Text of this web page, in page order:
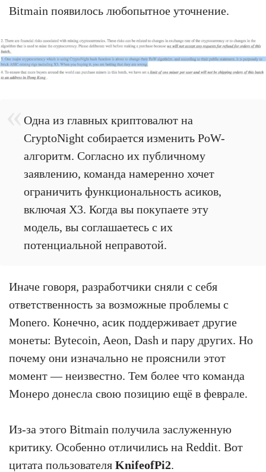
Bitmain появилось любопытное уточнение.
Одна из главных криптовалют на
CryptoNight собирается изменить PoW-
алгоритм. Согласно их публичному
заявлению, команда намеренно хочет
ограничить функциональность асиков,
включая X3. Когда вы покупаете эту
модель, вы соглашаетесь с их
потенциальной неправотой.
Иначе говоря, разработчики сняли с себя
ответственность за возможные проблемы с
Monero. Конечно, асик поддерживает другие
монеты: Bytecoin, Aeon, Dash и пару других. Но
почему они изначально не прояснили этот
момент — неизвестно. Тем более что команда
Монеро донесла свою позицию ещё в феврале.
Из-за этого Bitmain получила заслуженную
критику. Особенно отличились на Reddit. Вот
цитата пользователя KnifeofPi2.